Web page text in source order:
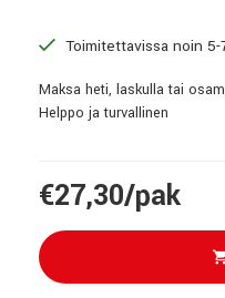
Toimitettavissa noin
Maksa heti, laskulla tai
Helppo ja turvallinen
€27,30/pak